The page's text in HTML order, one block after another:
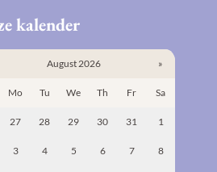
kalender
August 2026 »
Mo Tu We Th Fr Sa
27 28 29 30 31 1
3 4 5 6 7 8